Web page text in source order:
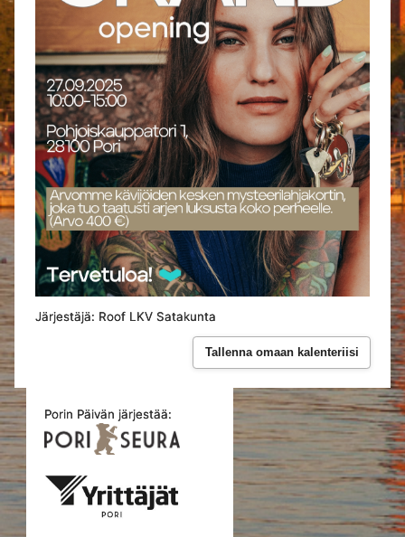
Järjestäjä: Roof LKV Satakunta
Tallenna omaan kalenteriisi
Porin Päivän järjestää: